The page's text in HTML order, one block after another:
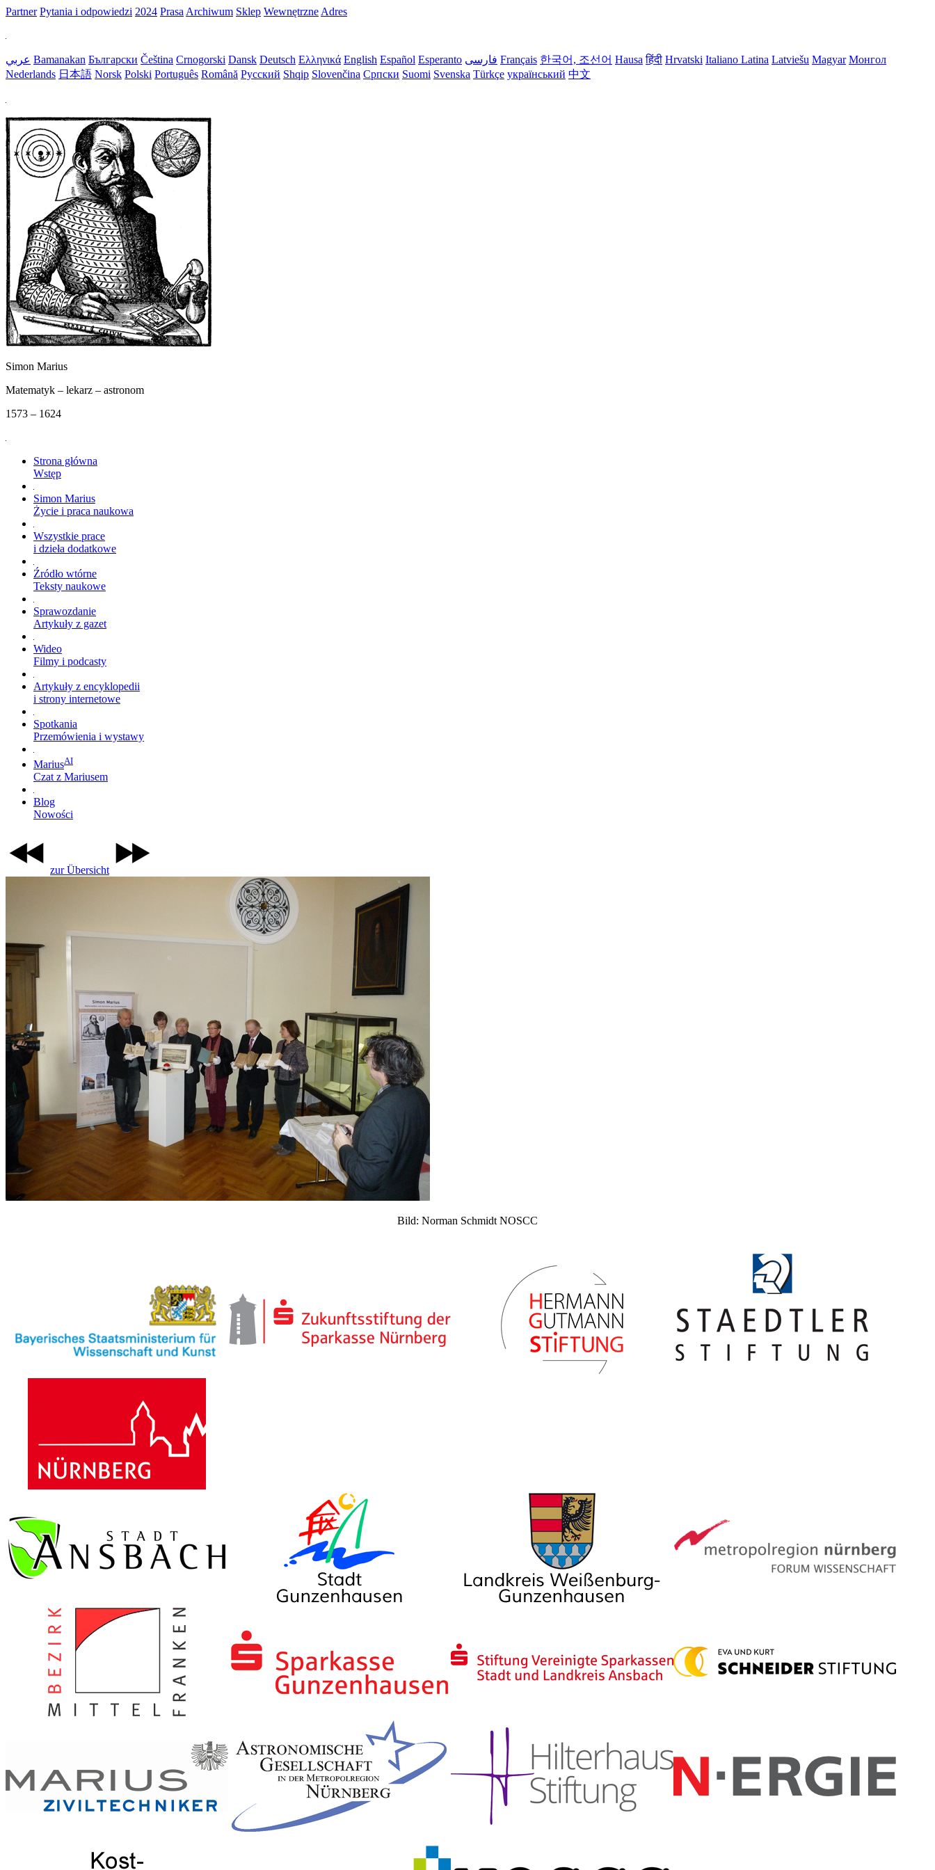
Partner Pytania i odpowiedzi 2024 Prasa Archiwum Sklep Wewnętrzne Adres
عربي Bamanakan Български Čeština Crnogorski Dansk Deutsch Ελληνικά English Español Esperanto فارسی Français 한국어, 조선어 Hausa हिंदी Hrvatski Italiano Latina Latviešu Magyar Монгол
Nederlands 日本語 Norsk Polski Português Română Русский Shqip Slovenčina Српски Suomi Svenska Türkçe український 中文
Simon Marius
Matematyk – lekarz – astronom
1573 – 1624
Strona główna
Wstęp
Simon Marius
Życie i praca naukowa
Wszystkie prace
i dzieła dodatkowe
Źródło wtórne
Teksty naukowe
Sprawozdanie
Artykuły z gazet
Wideo
Filmy i podcasty
Artykuły z encyklopedii
i strony internetowe
Spotkania
Przemówienia i wystawy
MariusAI
Czat z Mariusem
Blog
Nowości
zur Übersicht
Bild: Norman Schmidt NOSCC